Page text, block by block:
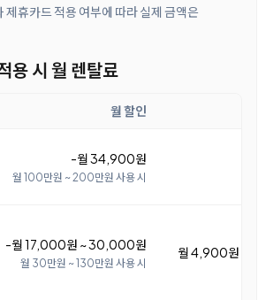
제휴카드 적용 여부에 따라 실제 금액은
용 시 월 렌탈료
월 할인
-월 34,900원
월 100만원 ~ 200만원 사용 시
-월 17,000원 ~ 30,000원
월 30만원 ~ 130만원 사용 시
월 4,900원 ~